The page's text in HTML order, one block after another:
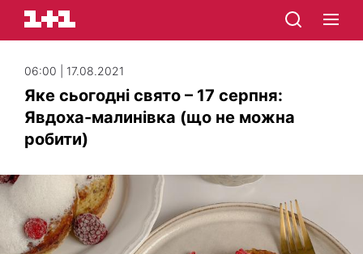
06:00 | 17.08.2021
Яке сьогодні свято – 17 серпня:
Явдоха-малинівка (що не можна
робити)